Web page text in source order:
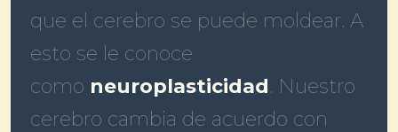
que el cerebro se puede moldear. A
esto se le conoce
como neuroplasticidad. Nuestro
cerebro cambia de acuerdo con